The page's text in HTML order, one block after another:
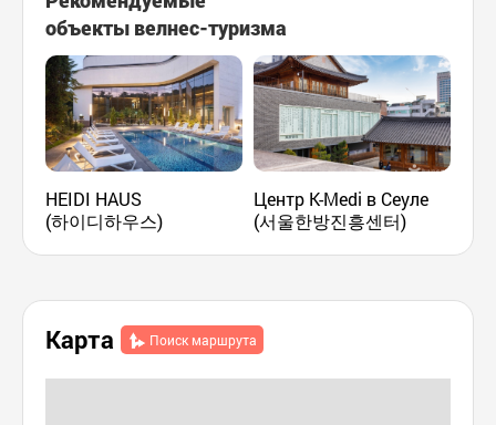
объекты велнес-туризма
HEIDI HAUS
(하이디하우스)
Центр K-Medi в Сеуле
(서울한방진흥센터)
Карта Поиск маршрута